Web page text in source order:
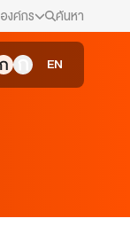
องค์กร ค้นหา
EN